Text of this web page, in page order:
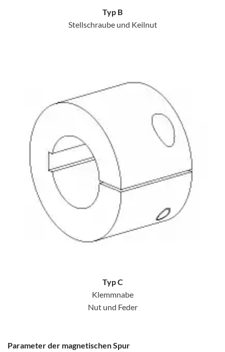
Typ B
Stellschraube und Keilnut
Typ C
Klemmnabe
Nut und Feder
Parameter der magnetischen Spur